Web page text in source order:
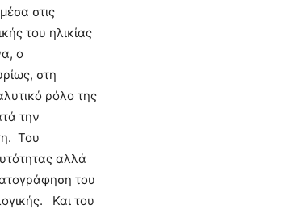
στις
του ηλικίας
ο
στη
ρόλο της
την
Του
αλλά
του
Και του